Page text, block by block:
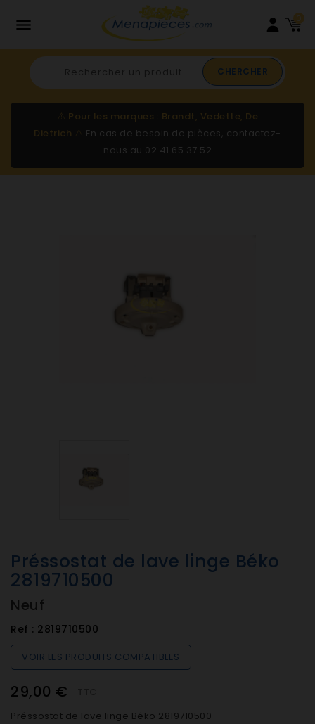
 0
CHERCHER
⚠️ Pour les marques : Brandt, Vedette, De
Dietrich ⚠️ En cas de besoin de pièces, contactez-
nous au 02 41 65 37 52
Préssostat de lave linge Béko
2819710500
Neuf
Ref : 2819710500
VOIR LES PRODUITS COMPATIBLES
29,00 €
Préssostat de lave linge Béko 2819710500